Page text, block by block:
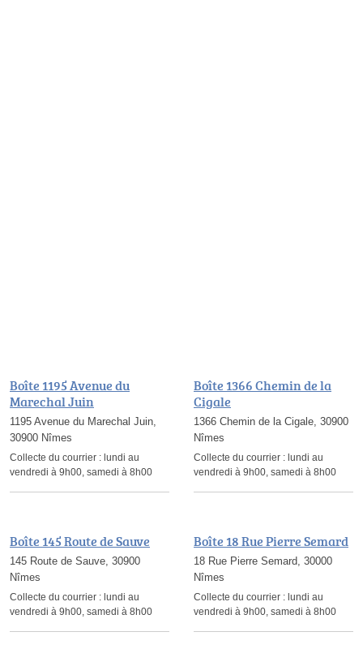
Boîte 1195 Avenue du
Marechal Juin
1195 Avenue du Marechal Juin,
30900 Nîmes
Collecte du courrier : lundi au
vendredi à 9h00, samedi à 8h00
Boîte 1366 Chemin de la
Cigale
1366 Chemin de la Cigale, 30900
Nîmes
Collecte du courrier : lundi au
vendredi à 9h00, samedi à 8h00
Boîte 145 Route de Sauve
145 Route de Sauve, 30900
Nîmes
Collecte du courrier : lundi au
vendredi à 9h00, samedi à 8h00
Boîte 18 Rue Pierre Semard
18 Rue Pierre Semard, 30000
Nîmes
Collecte du courrier : lundi au
vendredi à 9h00, samedi à 8h00